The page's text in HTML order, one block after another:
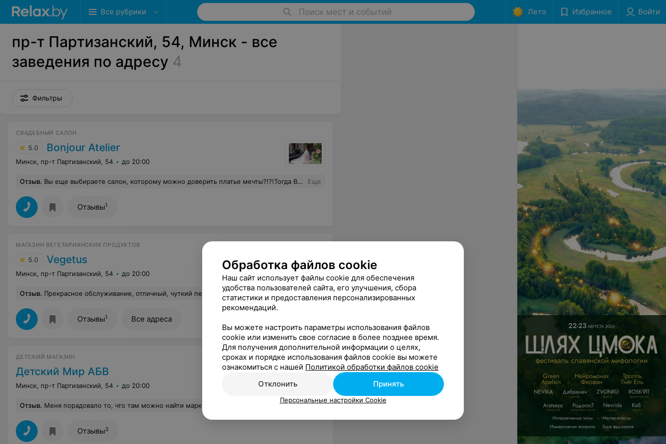
Все рубрики Поиск мест и событий Лето Избранное Войти
пр-т Партизанский, 54, Минск - все
заведения по адресу 4
Фильтры
СВАДЕБНЫЙ САЛОН
5.0 Bonjour Atelier
Минск, пр-т Партизанский, 54 до 20:00
Отзыв. Вы еще выбираете салон, которому можно доверить платье мечты?!?!Тогда Вам в салон «бонжур»!Это действительно то место, где живут платья с душой! В платьях огромное количество ручного труда, они просто завораживают своей красотой, выбор действительно на любой вкус и цвет, прекрасный персонал- девочки приветливы, внимательны и обязательно подберут платье с учетом всех Ваших пожеланий! Если Вы в поисках свадебного платья- «бонжур»! Очень советую! Еще
Отзывы1
МАГАЗИН ВЕГЕТАРИАНСКИХ ПРОДУКТОВ
5.0 Vegetus
Минск, пр-т Партизанский, 54 до 20:00
Отзыв. Прекрасное обслуживание, отличный, чуткий персонал. Еще
Отзывы1 Все адреса
ДЕТСКИЙ МАГАЗИН
Детский Мир АБВ
Минск, пр-т Партизанский, 54 до 20:00
Отзыв. Меня порадовало то, что там можно найти марку Бемби. У кого есть малышки-модницы, тот поймет. Еще
Отзывы3
Обработка файлов cookie
Наш сайт использует файлы cookie для обеспечения
удобства пользователей сайта, его улучшения, сбора
статистики и предоставления персонализированных
рекомендаций.
Вы можете настроить параметры использования файлов
cookie или изменить свое согласие в более позднее время.
Для получения дополнительной информации о целях,
сроках и порядке использования файлов cookie вы можете
ознакомиться с нашей Политикой обработки файлов cookie
Отклонить
Принять
Персональные настройки Cookie